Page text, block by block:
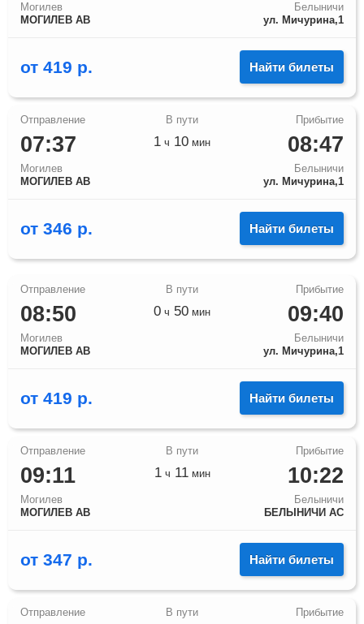
Могилев
МОГИЛЕВ АВ
Белыничи
ул. Мичурина,1
от 419 р. Найти билеты
07:37
Могилев
МОГИЛЕВ АВ
08:47
Белыничи
ул. Мичурина,1
1 ч 10 мин
от 346 р. Найти билеты
08:50
Могилев
МОГИЛЕВ АВ
09:40
Белыничи
ул. Мичурина,1
0 ч 50 мин
от 419 р. Найти билеты
09:11
Могилев
МОГИЛЕВ АВ
10:22
Белыничи
БЕЛЫНИЧИ АС
1ч 11мин
от 347 р. Найти билеты